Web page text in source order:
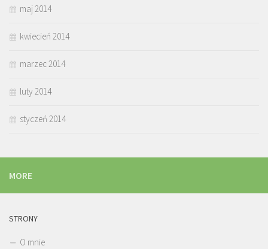
maj 2014
kwiecień 2014
marzec 2014
luty 2014
styczeń 2014
MORE
STRONY
O mnie